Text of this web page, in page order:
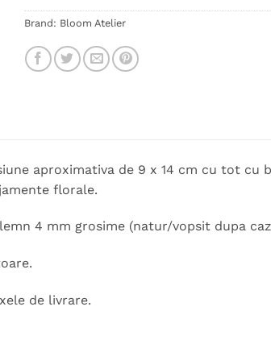
Brand: Bloom Atelier
aproximativa de 9 x 14 cm cu tot cu
florale.
4 mm grosime (natur/vopsit dupa
de livrare.